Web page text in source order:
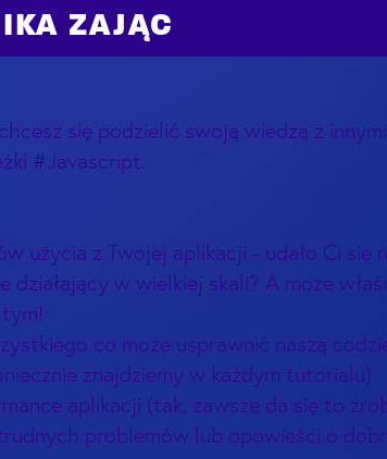
ZAJĄC
się podzielić swoją wiedzą z
#Javascript.
użycia z Twojej aplikacji - udało Ci się
w wielkiej skali? A może
co może usprawnić naszą
znajdziemy w każdym tutorialu)
aplikacji (tak, zawsze da się to
problemów lub opowieści o